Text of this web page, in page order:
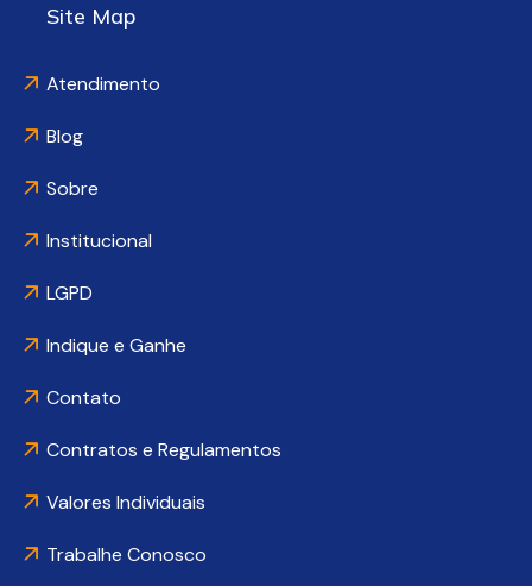
Site Map
Atendimento
Blog
Sobre
Institucional
LGPD
Indique e Ganhe
Contato
Contratos e Regulamentos
Valores Individuais
Trabalhe Conosco